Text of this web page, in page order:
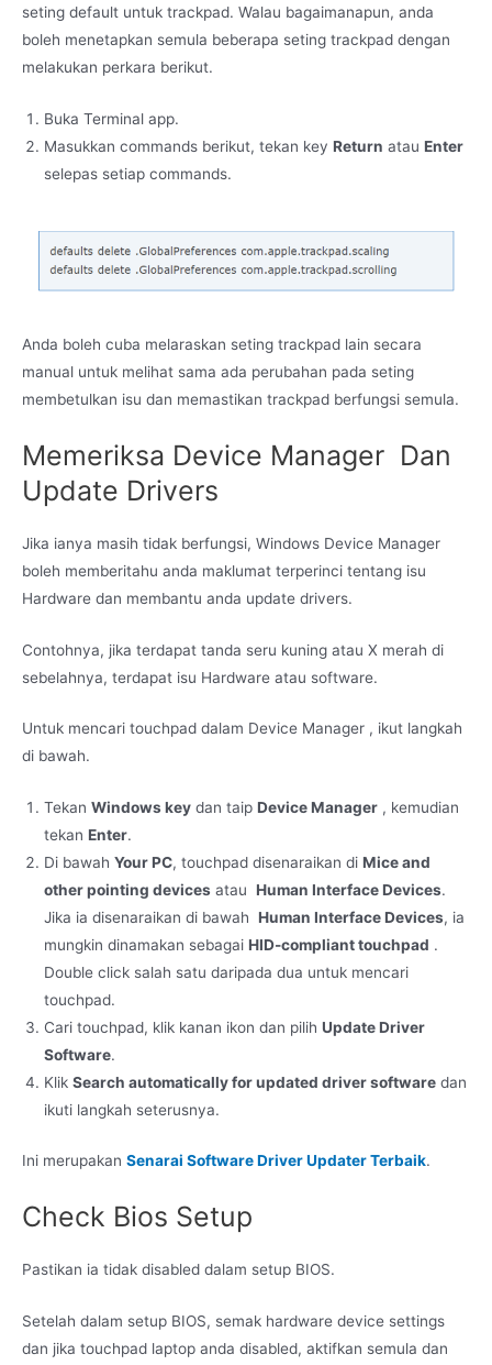
seting default untuk trackpad. Walau bagaimanapun, anda
boleh menetapkan semula beberapa seting trackpad dengan
melakukan perkara berikut.
Buka Terminal app.
Masukkan commands berikut, tekan key Return atau Enter
selepas setiap commands.
Anda boleh cuba melaraskan seting trackpad lain secara
manual untuk melihat sama ada perubahan pada seting
membetulkan isu dan memastikan trackpad berfungsi semula.
Memeriksa Device Manager Dan
Update Drivers
Jika ianya masih tidak berfungsi, Windows Device Manager
boleh memberitahu anda maklumat terperinci tentang isu
Hardware dan membantu anda update drivers.
Contohnya, jika terdapat tanda seru kuning atau X merah di
sebelahnya, terdapat isu Hardware atau software.
Untuk mencari touchpad dalam Device Manager , ikut langkah
di bawah.
Tekan Windows key dan taip Device Manager , kemudian
tekan Enter.
Di bawah Your PC, touchpad disenaraikan di Mice and
other pointing devices atau Human Interface Devices.
Jika ia disenaraikan di bawah Human Interface Devices, ia
mungkin dinamakan sebagai HID-compliant touchpad .
Double click salah satu daripada dua untuk mencari
touchpad.
Cari touchpad, klik kanan ikon dan pilih Update Driver
Software.
Klik Search automatically for updated driver software dan
ikuti langkah seterusnya.
Ini merupakan Senarai Software Driver Updater Terbaik.
Check Bios Setup
Pastikan ia tidak disabled dalam setup BIOS.
Setelah dalam setup BIOS, semak hardware device settings
dan jika touchpad laptop anda disabled, aktifkan semula dan